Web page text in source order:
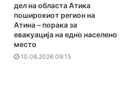
дел на областа Атика
поширокиот регион на
Атина – порака за
евакуација на едно населено
место
10.08.2026 09:15